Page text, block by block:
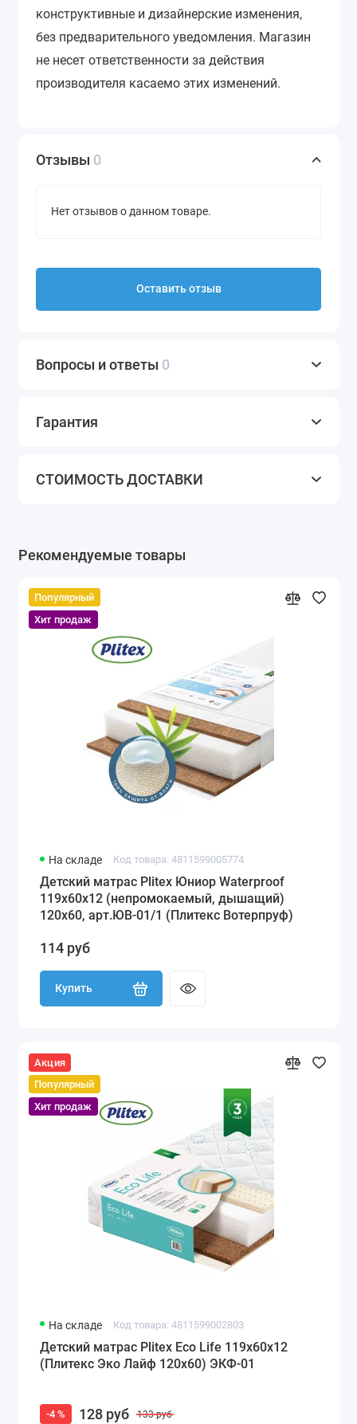
конструктивные и дизайнерские изменения,
без предварительного уведомления. Магазин
не несет ответственности за действия
производителя касаемо этих изменений.
Отзывы 0
Нет отзывов о данном товаре.
Оставить отзыв
Вопросы и ответы 0
Гарантия
СТОИМОСТЬ ДОСТАВКИ
Рекомендуемые товары
Популярный
Хит продаж
На складе Код товара: 4811599005774
Детский матрас Plitex Юниор Waterproof
119х60х12 (непромокаемый, дышащий)
120х60, арт.ЮВ-01/1 (Плитекс Вотерпруф)
114 руб
Купить
Акция
Популярный
Хит продаж
На складе Код товара: 4811599002803
Детский матрас Plitex Eco Life 119x60x12
(Плитекс Эко Лайф 120х60) ЭКФ-01
-4 % 128 руб 133 руб